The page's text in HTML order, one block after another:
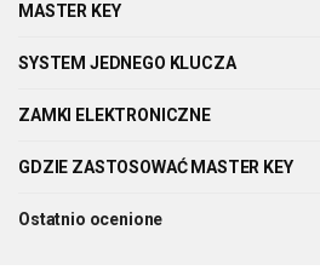
MASTER KEY
SYSTEM JEDNEGO KLUCZA
ZAMKI ELEKTRONICZNE
GDZIE ZASTOSOWAĆ MASTER KEY
Ostatnio ocenione